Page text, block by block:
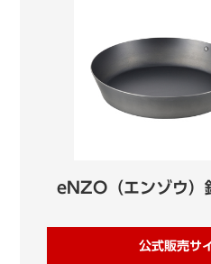
eNZO（エンゾウ）
公式販売サ